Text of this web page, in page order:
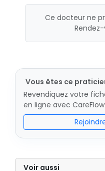
Ce docteur ne
Vous êtes ce
Revendiquez votre
en ligne avec CareFlow.
Voir aussi